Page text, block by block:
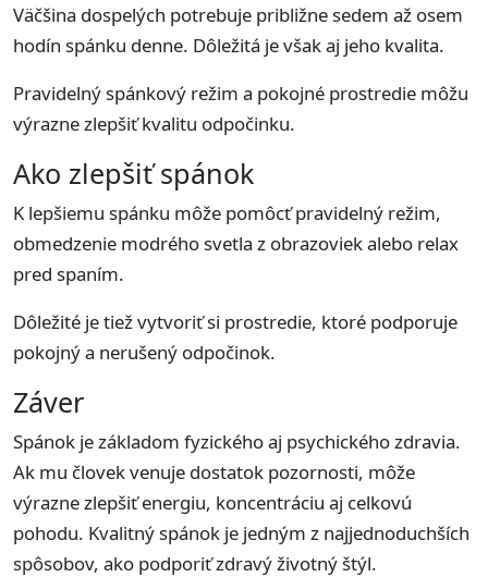
Väčšina dospelých potrebuje približne sedem až osem
hodín spánku denne. Dôležitá je však aj jeho kvalita.
Pravidelný spánkový režim a pokojné prostredie môžu
výrazne zlepšiť kvalitu odpočinku.
Ako zlepšiť spánok
K lepšiemu spánku môže pomôcť pravidelný režim,
obmedzenie modrého svetla z obrazoviek alebo relax
pred spaním.
Dôležité je tiež vytvoriť si prostredie, ktoré podporuje
pokojný a nerušený odpočinok.
Záver
Spánok je základom fyzického aj psychického zdravia.
Ak mu človek venuje dostatok pozornosti, môže
výrazne zlepšiť energiu, koncentráciu aj celkovú
pohodu. Kvalitný spánok je jedným z najjednoduchších
spôsobov, ako podporiť zdravý životný štýl.